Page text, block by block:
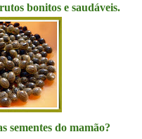
bonitos e saudáveis.
sementes do mamão?